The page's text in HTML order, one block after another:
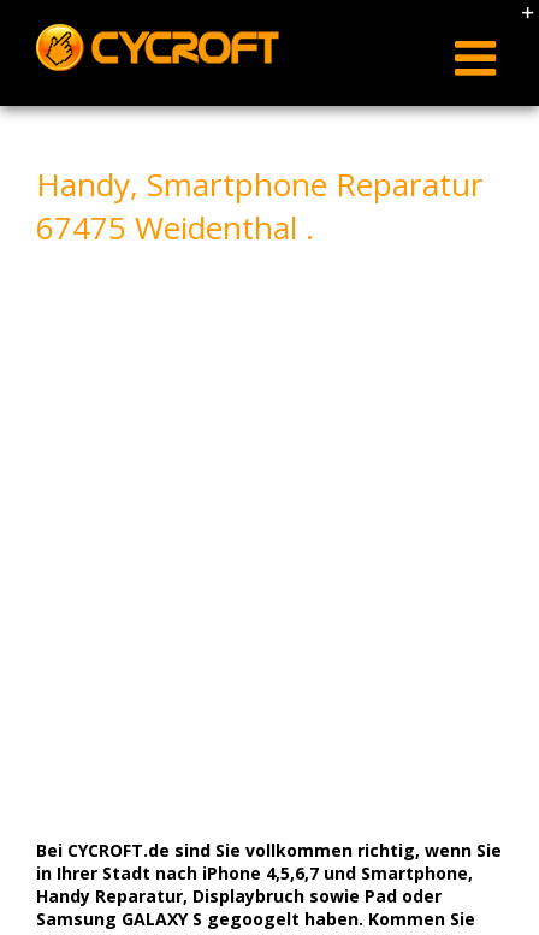
content
Handy, Smartphone Reparatur
67475 Weidenthal .
Bei CYCROFT.de sind Sie vollkommen richtig, wenn Sie
in Ihrer Stadt nach iPhone 4,5,6,7 und Smartphone,
Handy Reparatur, Displaybruch sowie Pad oder
Samsung GALAXY S gegoogelt haben. Kommen Sie